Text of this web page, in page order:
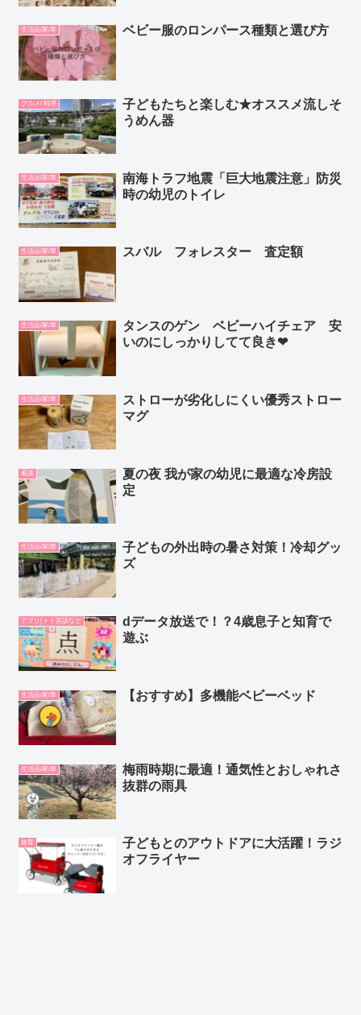
生活品/家/車 ベビー服のロンパース種類と選び方
グルメ/ 料理
子どもたちと楽しむ★オススメ流しそ
うめん器
生活品/家/車
南海トラフ地震「巨大地震注意」防災
時の幼児のトイレ
生活品/家/車 スバル フォレスター 査定額
生活品/家/車
タンスのゲン ベビーハイチェア 安
いのにしっかりしてて良き❤︎
生活品/家/車
ストローが劣化しにくい優秀ストロー
マグ
看護
夏の夜 我が家の幼児に最適な冷房設
定
生活品/家/車
子どもの外出時の暑さ対策！冷却グッ
ズ
アプリ(トド英語など
dデータ放送で！？4歳息子と知育で
遊ぶ
生活品/家/車 【おすすめ】多機能ベビーベッド
生活品/家/車
梅雨時期に最適！通気性とおしゃれさ
抜群の雨具
旅育
子どもとのアウトドアに大活躍！ラジ
オフライヤー